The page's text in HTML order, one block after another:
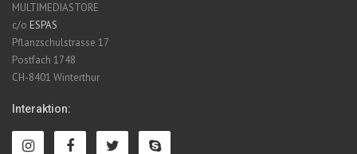
MULTIMEDIASTORE
c/o ESPAS
Pflanzschulstrasse 17
Postfach 1748
CH-8401 Winterthur
Interaktion: